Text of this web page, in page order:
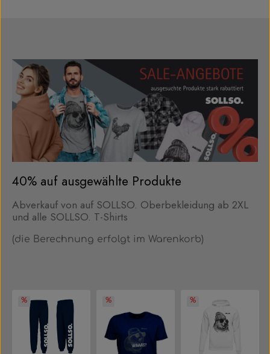
40% auf ausgewählte Produkte
Abverkauf von auf SOLLSO. Oberbekleidung ab 2XL
und alle SOLLSO. T-Shirts
(die Berechnung erfolgt im Warenkorb)
Produktgalerie überspringen